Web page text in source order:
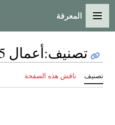
القائمة الرئيسية
المعرفة
تصنيف:أعمال 675
تصنيف ناقش هذه الصفحة